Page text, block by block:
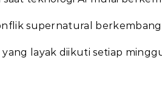
supernatural
layak diikuti setiap